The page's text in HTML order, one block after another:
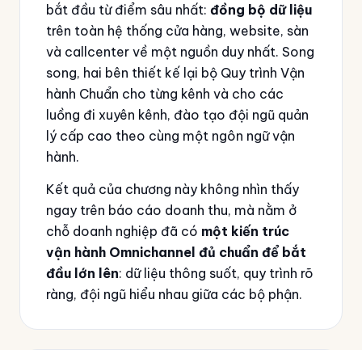
bắt đầu từ điểm sâu nhất: đồng bộ dữ liệu
trên toàn hệ thống cửa hàng, website, sàn
và callcenter về một nguồn duy nhất. Song
song, hai bên thiết kế lại bộ Quy trình Vận
hành Chuẩn cho từng kênh và cho các
luồng đi xuyên kênh, đào tạo đội ngũ quản
lý cấp cao theo cùng một ngôn ngữ vận
hành.
Kết quả của chương này không nhìn thấy
ngay trên báo cáo doanh thu, mà nằm ở
chỗ doanh nghiệp đã có một kiến trúc
vận hành Omnichannel đủ chuẩn để bắt
đầu lớn lên: dữ liệu thông suốt, quy trình rõ
ràng, đội ngũ hiểu nhau giữa các bộ phận.